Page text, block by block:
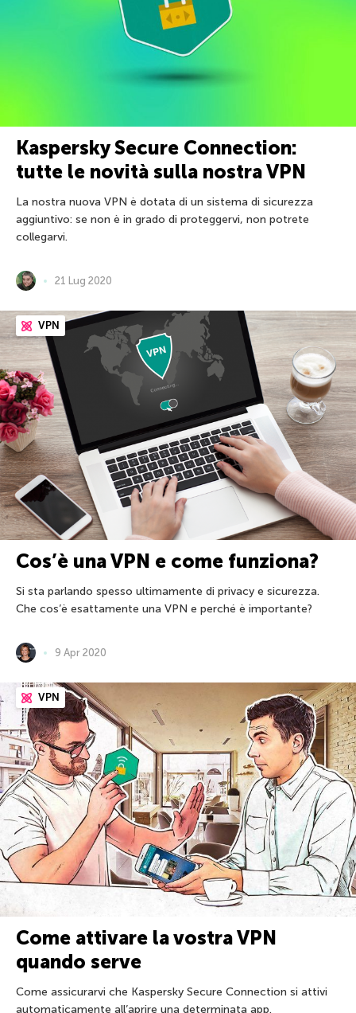
Kaspersky Secure Connection:
tutte le novità sulla nostra VPN
La nostra nuova VPN è dotata di un sistema di sicurezza
aggiuntivo: se non è in grado di proteggervi, non potrete
collegarvi.
21 Lug 2020
VPN
Cos’è una VPN e come funziona?
Si sta parlando spesso ultimamente di privacy e sicurezza.
Che cos’è esattamente una VPN e perché è importante?
9 Apr 2020
VPN
Come attivare la vostra VPN
quando serve
Come assicurarvi che Kaspersky Secure Connection si attivi
automaticamente all’aprire una determinata app.